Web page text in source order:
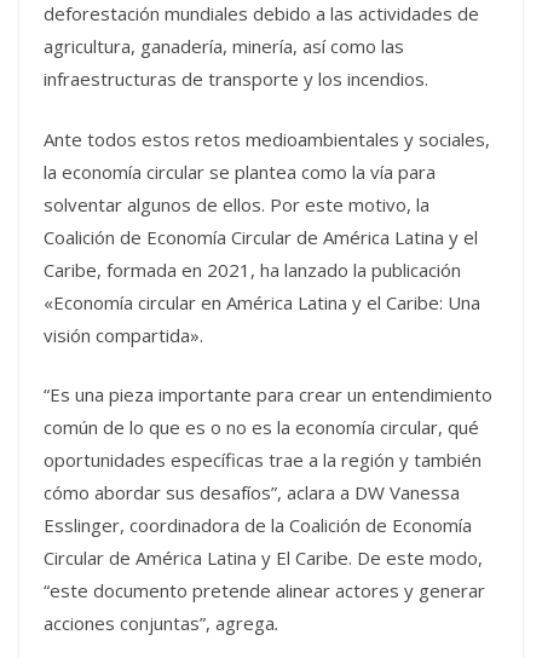
deforestación mundiales debido a las actividades de
agricultura, ganadería, minería, así como las
infraestructuras de transporte y los incendios.
Ante todos estos retos medioambientales y sociales,
la economía circular se plantea como la vía para
solventar algunos de ellos. Por este motivo, la
Coalición de Economía Circular de América Latina y el
Caribe, formada en 2021, ha lanzado la publicación
«Economía circular en América Latina y el Caribe: Una
visión compartida».
“Es una pieza importante para crear un entendimiento
común de lo que es o no es la economía circular, qué
oportunidades específicas trae a la región y también
cómo abordar sus desafíos”, aclara a DW Vanessa
Esslinger, coordinadora de la Coalición de Economía
Circular de América Latina y El Caribe. De este modo,
“este documento pretende alinear actores y generar
acciones conjuntas”, agrega.